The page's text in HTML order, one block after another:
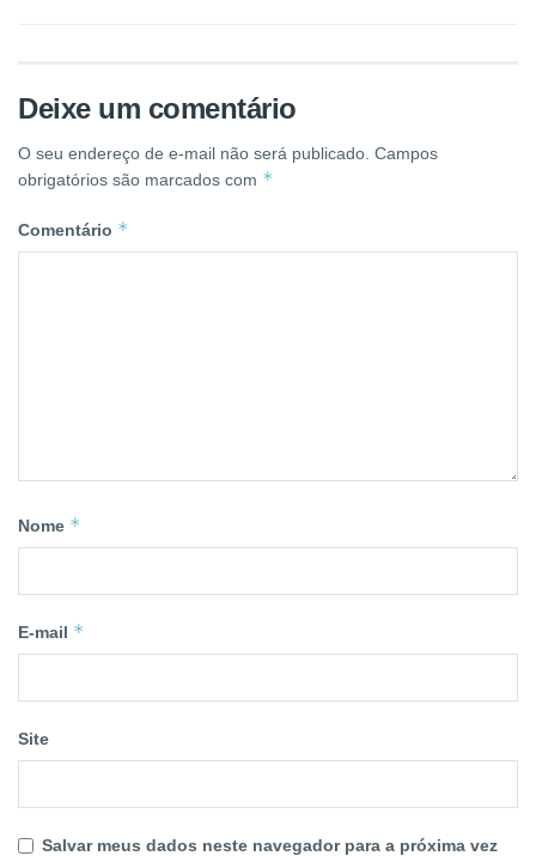
Deixe um comentário
O seu endereço de e-mail não será publicado. Campos
obrigatórios são marcados com *
Comentário *
Nome *
E-mail *
Site
Salvar meus dados neste navegador para a próxima vez